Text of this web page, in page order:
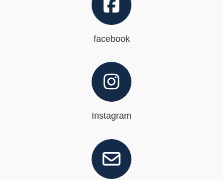
facebook
Instagram